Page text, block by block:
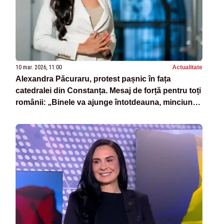
10 mar. 2026, 11:00 Actualitate
Alexandra Păcuraru, protest pașnic în fața
catedralei din Constanța. Mesaj de forță pentru toți
românii: „Binele va ajunge întotdeauna, minciuna